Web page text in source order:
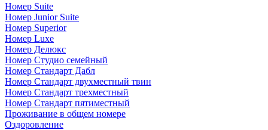
Номер Suite
Номер Junior Suite
Номер Superior
Номер Luxe
Номер Делюкс
Номер Студио семейный
Номер Стандарт Дабл
Номер Стандарт двухместный твин
Номер Стандарт трехместный
Номер Стандарт пятиместный
Проживание в общем номере
Оздоровление